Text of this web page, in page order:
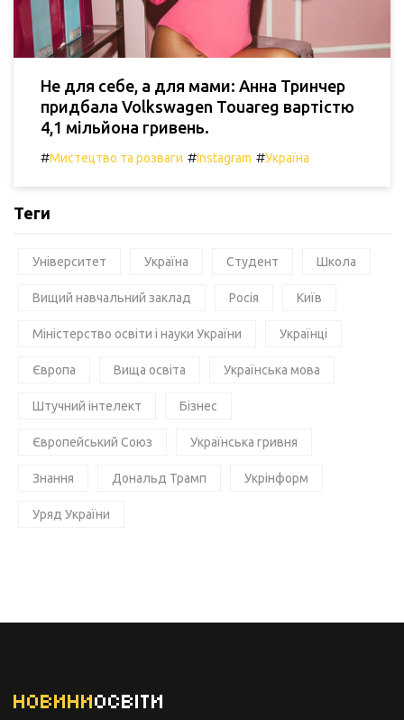
Не для себе, а для мами: Анна Тринчер
придбала Volkswagen Touareg вартістю
4,1 мільйона гривень.
#Мистецтво та розваги #Instagram #Україна
Теги
Університет Україна Студент Школа
Вищий навчальний заклад Росія Київ
Міністерство освіти і науки України Українці
Європа Вища освіта Українська мова
Штучний інтелект Бізнес
Європейський Союз Українська гривня
Знання Дональд Трамп Укрінформ
Уряд України
НОВИНИОСВІТИ